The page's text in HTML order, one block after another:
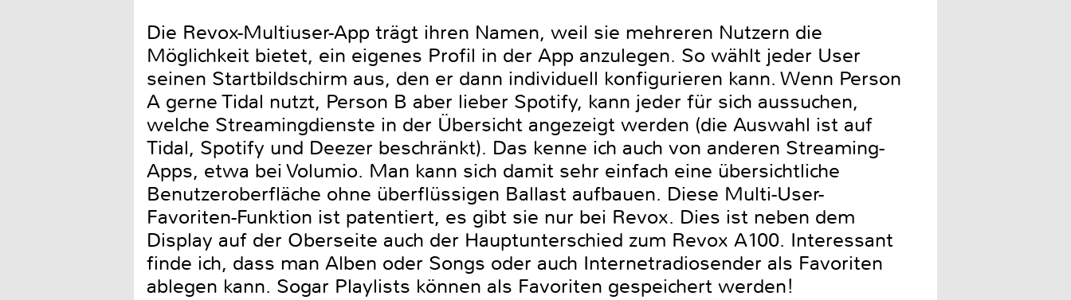
Die Revox-Multiuser-App trägt ihren Namen, weil sie mehreren Nutzern die
Möglichkeit bietet, ein eigenes Profil in der App anzulegen. So wählt jeder User
seinen Startbildschirm aus, den er dann individuell konfigurieren kann. Wenn Person
A gerne Tidal nutzt, Person B aber lieber Spotify, kann jeder für sich aussuchen,
welche Streamingdienste in der Übersicht angezeigt werden (die Auswahl ist auf
Tidal, Spotify und Deezer beschränkt). Das kenne ich auch von anderen Streaming-
Apps, etwa bei Volumio. Man kann sich damit sehr einfach eine übersichtliche
Benutzeroberfläche ohne überflüssigen Ballast aufbauen. Diese Multi-User-
Favoriten-Funktion ist patentiert, es gibt sie nur bei Revox. Dies ist neben dem
Display auf der Oberseite auch der Hauptunterschied zum Revox A100. Interessant
finde ich, dass man Alben oder Songs oder auch Internetradiosender als Favoriten
ablegen kann. Sogar Playlists können als Favoriten gespeichert werden!